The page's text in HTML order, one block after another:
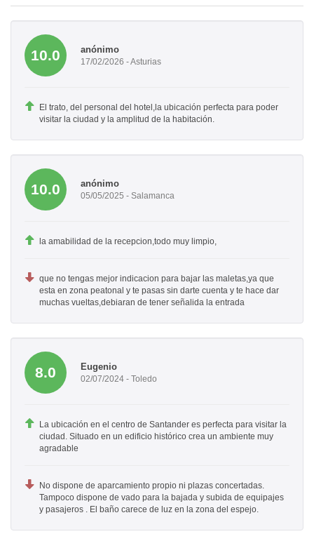
10.0 anónimo
17/02/2026 - Asturias
El trato, del personal del hotel,la ubicación perfecta para poder
visitar la ciudad y la amplitud de la habitación.
10.0 anónimo
05/05/2025 - Salamanca
la amabilidad de la recepcion,todo muy limpio,
que no tengas mejor indicacion para bajar las maletas,ya que
esta en zona peatonal y te pasas sin darte cuenta y te hace dar
muchas vueltas,debiaran de tener señalida la entrada
8.0 Eugenio
02/07/2024 - Toledo
La ubicación en el centro de Santander es perfecta para visitar la
ciudad. Situado en un edificio histórico crea un ambiente muy
agradable
No dispone de aparcamiento propio ni plazas concertadas.
Tampoco dispone de vado para la bajada y subida de equipajes
y pasajeros . El baño carece de luz en la zona del espejo.